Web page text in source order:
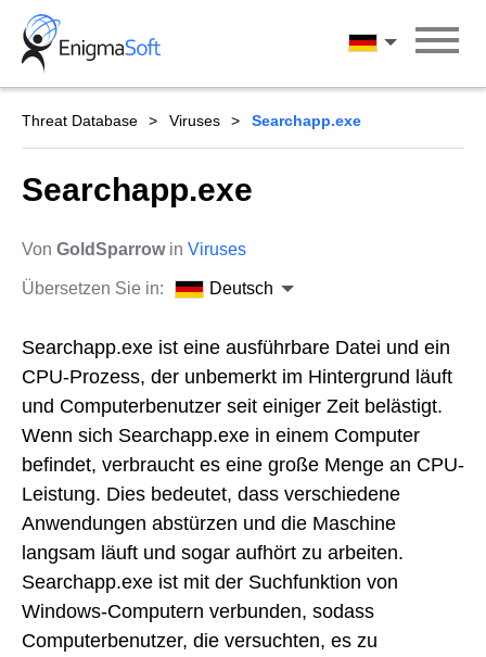
Skip
content
Deutsch
Threat Database Viruses Searchapp.exe
Searchapp.exe
Von GoldSparrowin Viruses
Übersetzen Sie in: Deutsch
Searchapp.exe ist eine ausführbare Datei und ein
CPU-Prozess, der unbemerkt im Hintergrund läuft
und Computerbenutzer seit einiger Zeit belästigt.
Wenn sich Searchapp.exe in einem Computer
befindet, verbraucht es eine große Menge an CPU-
Leistung. Dies bedeutet, dass verschiedene
Anwendungen abstürzen und die Maschine
langsam läuft und sogar aufhört zu arbeiten.
Searchapp.exe ist mit der Suchfunktion von
Windows-Computern verbunden, sodass
Computerbenutzer, die versuchten, es zu